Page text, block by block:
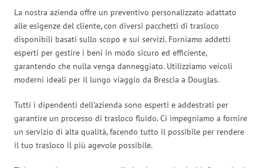
La nostra azienda offre un preventivo personalizzato adattato
alle esigenze del cliente, con diversi pacchetti di trasloco
disponibili basati sullo scopo e sui servizi. Forniamo addetti
esperti per gestire i beni in modo sicuro ed efficiente,
garantendo che nulla venga danneggiato. Utilizziamo veicoli
moderni ideali per il lungo viaggio da Brescia a Douglas.
Tutti i dipendenti dell’azienda sono esperti e addestrati per
garantire un processo di trasloco fluido. Ci impegniamo a fornire
un servizio di alta qualità, facendo tutto il possibile per rendere
il tuo trasloco il più agevole possibile.